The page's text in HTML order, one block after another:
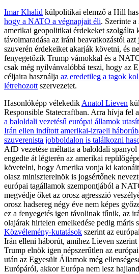
Imar Khalid külpolitikai elemző a Hill
hogy a NATO a végnapjait éli. Szerinte a
amerikai geopolitikai érdekeket szolgálta
távolmaradása az iráni beavatkozástól
szuverén érdekeiket akarják követni, és
fenyegetőzik Trump vámokkal és a
csak még nyilvánvalóbbá teszi, hogy az
céljaira használja az eredetileg a tagok
létrehozott szervezetet.
Hasonlóképp vélekedik Anatol Lieven
Responsible Statecraftban. Arra hívja fel
a baloldali vezetésű európai államok
Irán ellen indított amerikai-izraeli
szuverenista jobboldalon is találkozni
AfD vezetése méltatta a baloldali
engedte át légterén az amerikai
követelni, hogy Amerika vonja ki
olasz miniszterelnök is jogsértőnek
európai tagállamok szempontjából a
megvédje őket az orosz agresszió
orosz hadsereg négy éve nem képes
ez a fenyegetés igen távolinak tűnik, az
olajárak hirtelen emelkedése pedig máris
Közvélemény-kutatások szerint az
Irán elleni háborút, amihez Lieven
Trump elnök igen népszerűtlen az
után az Egyesült Államok még
Európáról, akkor Európa nem lesz